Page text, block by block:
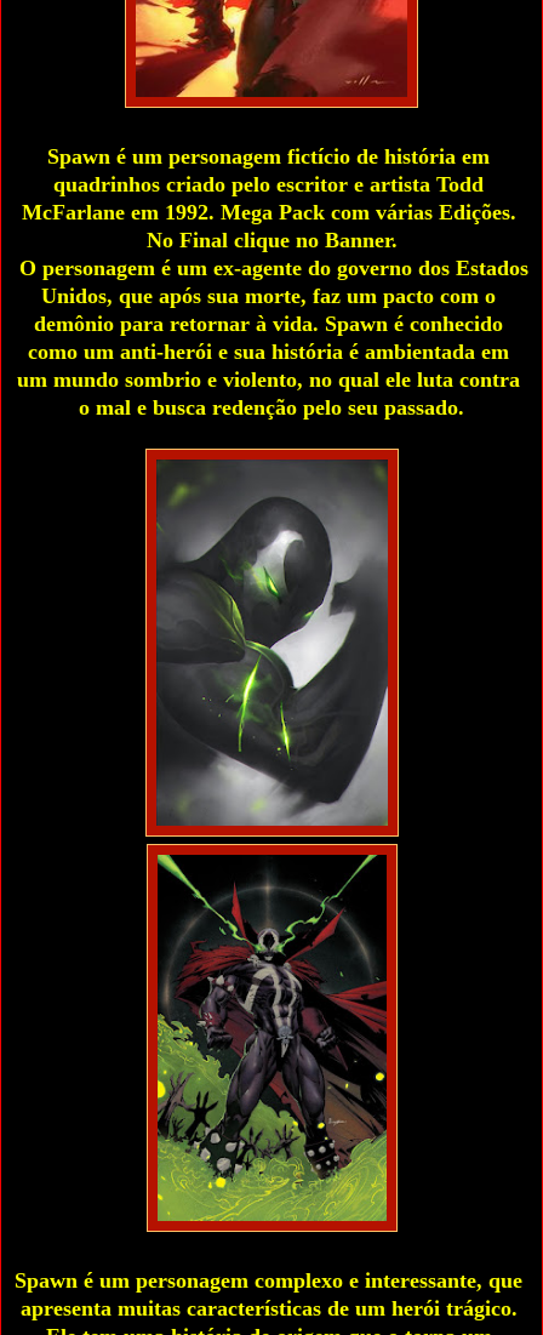
Spawn é um personagem fictício de história em
quadrinhos criado pelo escritor e artista Todd
McFarlane em 1992. Mega Pack com várias Edições.
No Final clique no Banner.
Unidos, que após sua morte, faz um pacto com o
demônio para retornar à vida. Spawn é conhecido
como um anti-herói e sua história é ambientada em
um mundo sombrio e violento, no qual ele luta contra
o mal e busca redenção pelo seu passado.
Spawn é um personagem complexo e interessante, que
apresenta muitas características de um herói trágico.